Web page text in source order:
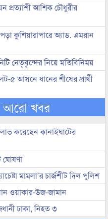
প্রত্যাশী আশিক চৌধুরীর
কুশিয়ারাপারে অ্যাড. এমরান
নেতৃবৃন্দের নিয়ে মতিবিনিময়
৫ আসনে ধানের শীষের প্রার্থী
আরো খবর
করেছেন কানাইঘাটের
ঘোষণা
মামলা’র চার্জশীট দিল পুলিশ
ওয়াকার-উজ-জামান
ঢাকা, নিহত ৩